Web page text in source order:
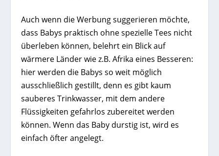
Auch wenn die Werbung suggerieren möchte,
dass Babys praktisch ohne spezielle Tees nicht
überleben können, belehrt ein Blick auf
wärmere Länder wie z.B. Afrika eines Besseren:
hier werden die Babys so weit möglich
ausschließlich gestillt, denn es gibt kaum
sauberes Trinkwasser, mit dem andere
Flüssigkeiten gefahrlos zubereitet werden
können. Wenn das Baby durstig ist, wird es
einfach öfter angelegt.